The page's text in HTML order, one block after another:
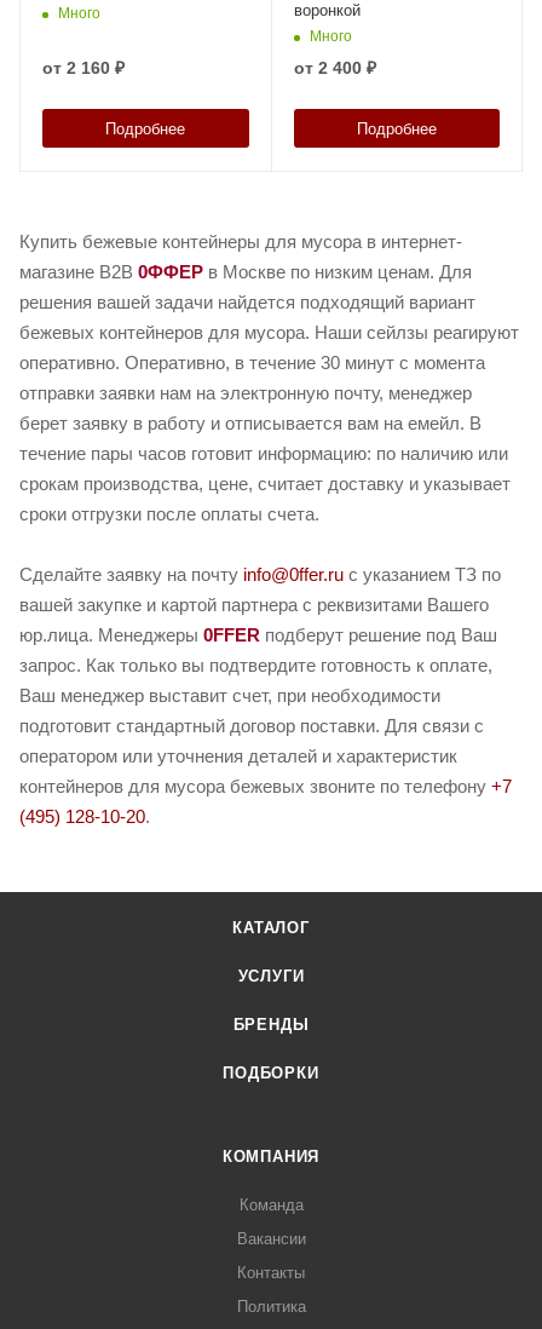
Много
от 2 160 ₽
Подробнее
воронкой
Много
от 2 400 ₽
Подробнее
Купить бежевые контейнеры для мусора в интернет-
магазине B2B 0ФФЕР в Москве по низким ценам. Для
решения вашей задачи найдется подходящий вариант
бежевых контейнеров для мусора. Наши сейлзы реагируют
оперативно. Оперативно, в течение 30 минут с момента
отправки заявки нам на электронную почту, менеджер
берет заявку в работу и отписывается вам на емейл. В
течение пары часов готовит информацию: по наличию или
срокам производства, цене, считает доставку и указывает
сроки отгрузки после оплаты счета.
Сделайте заявку на почту info@0ffer.ru с указанием ТЗ по
вашей закупке и картой партнера с реквизитами Вашего
юр.лица. Менеджеры 0FFER подберут решение под Ваш
запрос. Как только вы подтвердите готовность к оплате,
Ваш менеджер выставит счет, при необходимости
подготовит стандартный договор поставки. Для связи с
оператором или уточнения деталей и характеристик
контейнеров для мусора бежевых звоните по телефону +7
(495) 128-10-20.
КАТАЛОГ
УСЛУГИ
БРЕНДЫ
ПОДБОРКИ
КОМПАНИЯ
Команда
Вакансии
Контакты
Политика